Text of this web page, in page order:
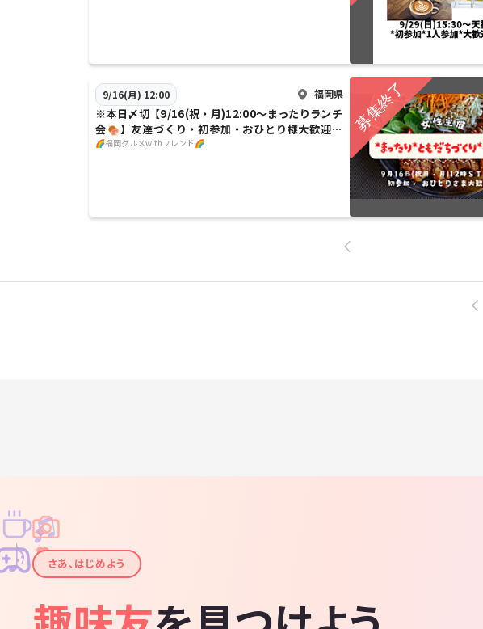
9/16(月) 12:00 福岡県
※本日〆切【9/16(祝・月)12:00〜まったりランチ
会🍖】友達づくり・初参加・おひとり様大歓迎／
女性主催👩🌈
🌈福岡グルメwithフレンド🌈
✦
✦
✧
✧
♪
♫
さあ、はじめよう